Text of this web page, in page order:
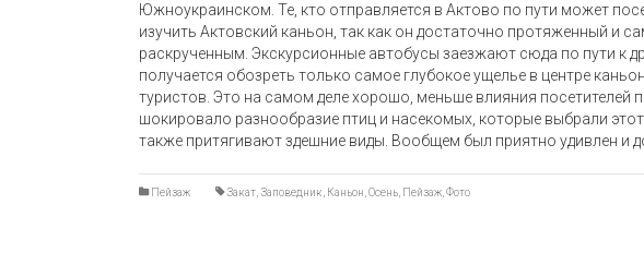
Южноукраинском. Те, кто отправляется в Актово по пути может
изучить Актовский каньон, так как он достаточно протяженный и
раскрученным. Экскурсионные автобусы заезжают сюда по пути к
получается обозреть только самое глубокое ущелье в центре
туристов. Это на самом деле хорошо, меньше влияния
шокировало разнообразие птиц и насекомых, которые выбрали
также притягивают здешние виды. Вообщем был приятно удивлен и
Пейзаж Закат Заповедник Каньон Осень Пейзаж Фото